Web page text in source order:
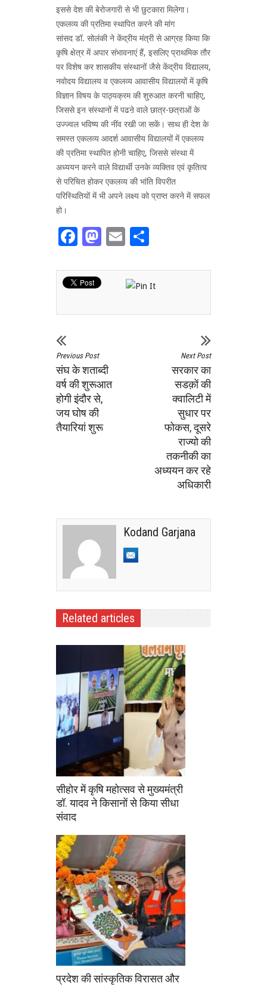
इससे देश की बेरोजगारी से भी छुटकारा मिलेगा।
एकलव्य की प्रतिमा स्थापित करने की मांग
सांसद डॉ. सोलंकी ने केंद्रीय मंत्री से आग्रह किया कि
कृषि क्षेत्र में अपार संभावनाएं हैं, इसलिए प्राथमिक तौर
पर विशेष कर शासकीय संस्थानों जैसे केंद्रीय विद्यालय,
नवोदय विद्यालय व एकलव्य आवासीय विद्यालयों में कृषि
विज्ञान विषय के पाठ्यक्रम की शुरुआत करनी चाहिए,
जिससे इन संस्थानों में पढऩे वाले छात्र-छत्राओं के
उज्ज्वल भविष्य की नींव रखी जा सकें। साथ ही देश के
समस्त एकलव्य आदर्श आवासीय विद्यालयों में एकलव्य
की प्रतिमा स्थापित होनी चाहिए, जिससे संस्था में
अध्ययन करने वाले विद्यार्थी उनके व्यक्तिव एवं कृतित्व
से परिचित होकर एकलव्य की भांति विपरीत
परिस्थितियों में भी अपने लक्ष्य को प्राप्त करने में सफल
हो।
Facebook
Mastodon
Email
Previous Post
संघ के शताब्दी
वर्ष की शुरूआत
होगी इंदौर से,
जय घोष की
तैयारियां शुरू
Next Post
सरकार का
सडक़ों की
क्वालिटी में
सुधार पर
फोकस, दूसरे
राज्यो की
तकनीकी का
अध्ययन कर रहे
अधिकारी
Kodand Garjana
Related articles
सीहोर में कृषि महोत्सव से मुख्यमंत्री
डॉ. यादव ने किसानों से किया सीधा
संवाद
प्रदेश की सांस्कृतिक विरासत और